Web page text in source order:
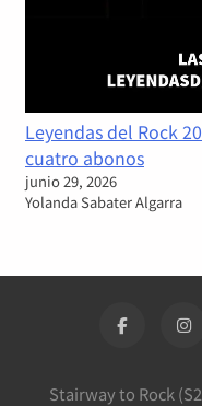
Leyendas del Rock
cuatro abonos
junio 29, 2026
Yolanda Sabater Algarra
Stairway to Rock